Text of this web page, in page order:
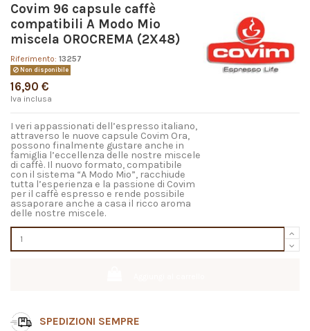
Covim 96 capsule caffè
compatibili A Modo Mio
miscela OROCREMA (2X48)
Riferimento: 13257
Non disponibile
16,90 €
Iva inclusa
I veri appassionati dell’espresso italiano,
attraverso le nuove capsule Covim Ora,
possono finalmente gustare anche in
famiglia l’eccellenza delle nostre miscele
di caffè. Il nuovo formato, compatibile
con il sistema “A Modo Mio”, racchiude
tutta l’esperienza e la passione di Covim
per il caffè espresso e rende possibile
assaporare anche a casa il ricco aroma
delle nostre miscele.
SPEDIZIONI SEMPRE